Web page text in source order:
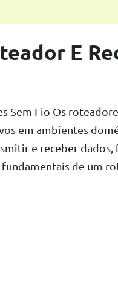
E
Sem Fio Os
em ambientes
e receber dados,
de um